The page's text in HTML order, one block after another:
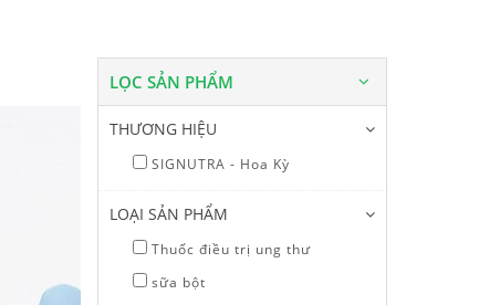
LỌC SẢN PHẨM
THƯƠNG HIỆU
SIGNUTRA - Hoa Kỳ
LOẠI SẢN PHẨM
Thuốc điều trị ung thư
sữa bột